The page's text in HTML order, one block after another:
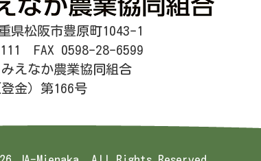
県松阪市豊原町1043-1
FAX 0598-28-6599
えなか農業協同組合
金）第166号